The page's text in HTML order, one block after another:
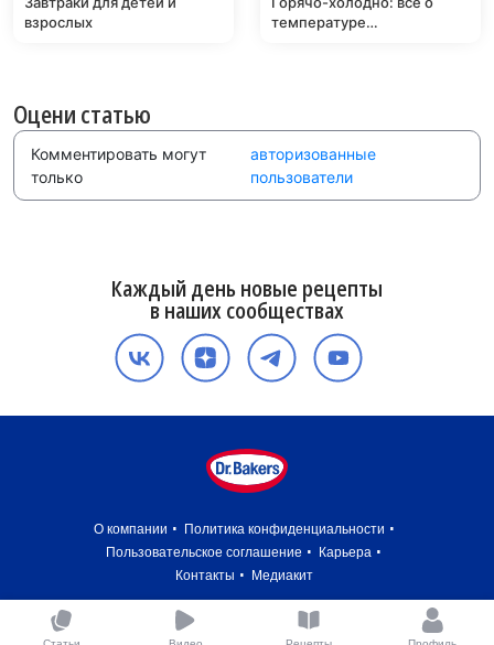
взрослых
температуре
Оцени статью
Комментировать могут
только
авторизованные
пользователи
Каждый день новые рецепты
в наших сообществах
О компании
Политика конфиденциальности
Пользовательское соглашение
Карьера
Контакты
Медиакит